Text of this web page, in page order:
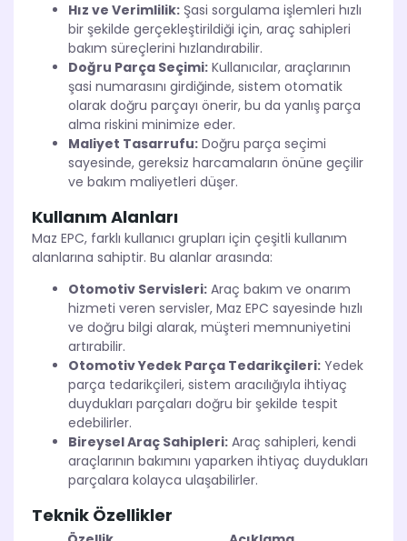
Hız ve Verimlilik: Şasi sorgulama işlemleri hızlı
bir şekilde gerçekleştirildiği için, araç sahipleri
bakım süreçlerini hızlandırabilir.
Doğru Parça Seçimi: Kullanıcılar, araçlarının
şasi numarasını girdiğinde, sistem otomatik
olarak doğru parçayı önerir, bu da yanlış parça
alma riskini minimize eder.
Maliyet Tasarrufu: Doğru parça seçimi
sayesinde, gereksiz harcamaların önüne geçilir
ve bakım maliyetleri düşer.
Kullanım Alanları
Maz EPC, farklı kullanıcı grupları için çeşitli kullanım
alanlarına sahiptir. Bu alanlar arasında:
Otomotiv Servisleri: Araç bakım ve onarım
hizmeti veren servisler, Maz EPC sayesinde hızlı
ve doğru bilgi alarak, müşteri memnuniyetini
artırabilir.
Otomotiv Yedek Parça Tedarikçileri: Yedek
parça tedarikçileri, sistem aracılığıyla ihtiyaç
duydukları parçaları doğru bir şekilde tespit
edebilirler.
Bireysel Araç Sahipleri: Araç sahipleri, kendi
araçlarının bakımını yaparken ihtiyaç duydukları
parçalara kolayca ulaşabilirler.
Teknik Özellikler